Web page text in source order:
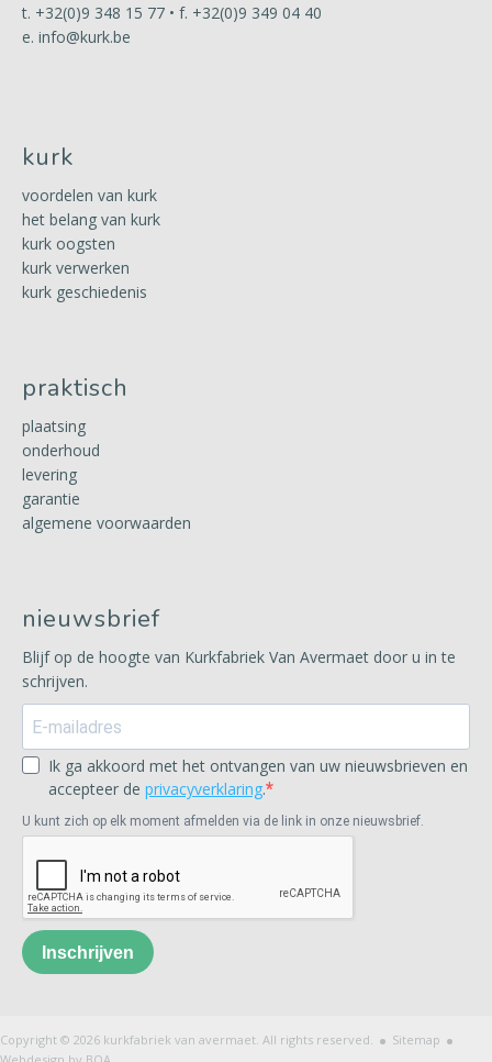
t. +32(0)9 348 15 77 • f. +32(0)9 349 04 40
e. info@kurk.be
kurk
voordelen van kurk
het belang van kurk
kurk oogsten
kurk verwerken
kurk geschiedenis
praktisch
plaatsing
onderhoud
levering
garantie
algemene voorwaarden
nieuwsbrief
Blijf op de hoogte van Kurkfabriek Van Avermaet door u in te
schrijven.
Ik ga akkoord met het ontvangen van uw nieuwsbrieven en
accepteer de privacyverklaring.
U kunt zich op elk moment afmelden via de link in onze nieuwsbrief.
Inschrijven
Copyright © 2026 kurkfabriek van avermaet. All rights reserved. . Sitemap .